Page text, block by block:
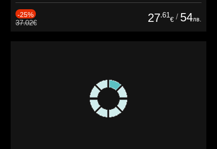
-25%
37.02€ 27.61
€ / 54лв.